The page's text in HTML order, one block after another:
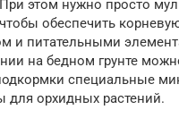
этом нужно просто
обеспечить
и питательными
на бедном грунте
специальные
для орхидных растений.